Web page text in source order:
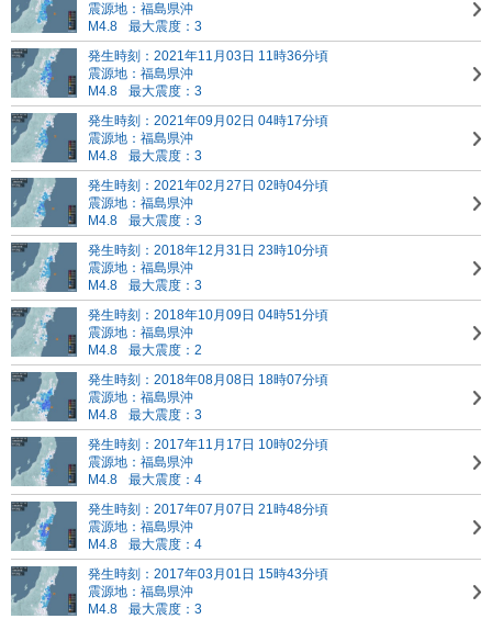
震源地：福島県沖
M4.8
最大震度：3
発生時刻：2021年11月03日 11時36分頃
震源地：福島県沖
M4.8
最大震度：3
発生時刻：2021年09月02日 04時17分頃
震源地：福島県沖
M4.8
最大震度：3
発生時刻：2021年02月27日 02時04分頃
震源地：福島県沖
M4.8
最大震度：3
発生時刻：2018年12月31日 23時10分頃
震源地：福島県沖
M4.8
最大震度：3
発生時刻：2018年10月09日 04時51分頃
震源地：福島県沖
M4.8
最大震度：2
発生時刻：2018年08月08日 18時07分頃
震源地：福島県沖
M4.8
最大震度：3
発生時刻：2017年11月17日 10時02分頃
震源地：福島県沖
M4.8
最大震度：4
発生時刻：2017年07月07日 21時48分頃
震源地：福島県沖
M4.8
最大震度：4
発生時刻：2017年03月01日 15時43分頃
震源地：福島県沖
M4.8
最大震度：3